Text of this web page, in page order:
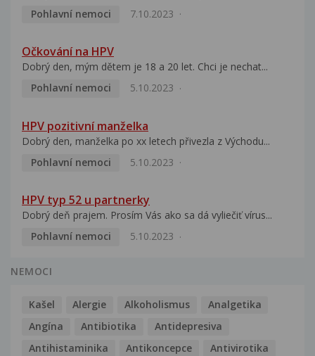
Pohlavní nemoci
7.10.2023
Očkování na HPV
Dobrý den, mým dětem je 18 a 20 let. Chci je nechat...
Pohlavní nemoci
5.10.2023
HPV pozitivní manželka
Dobrý den, manželka po xx letech přivezla z Východu...
Pohlavní nemoci
5.10.2023
HPV typ 52 u partnerky
Dobrý deň prajem. Prosím Vás ako sa dá vyliečiť vírus...
Pohlavní nemoci
5.10.2023
NEMOCI
Kašel Alergie Alkoholismus
Analgetika
Angína
Antibiotika
Antidepresiva
Antihistaminika
Antikoncepce Antivirotika